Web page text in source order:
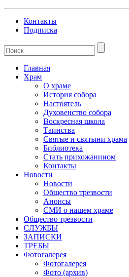
Контакты
Подписка
Главная
Храм
О храме
История собора
Настоятель
Духовенство собора
Воскресная школа
Таинства
Святые и святыни храма
Библиотека
Стать прихожанином
Контакты
Новости
Новости
Общество трезвости
Анонсы
СМИ о нашем храме
Общество трезвости
СЛУЖБЫ
ЗАПИСКИ
ТРЕБЫ
Фотогалерея
Фотогалерея
Фото (архив)